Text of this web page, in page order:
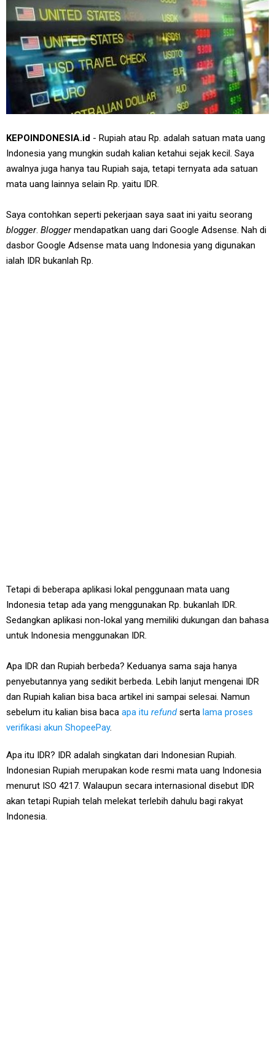
KEPOINDONESIA.id - Rupiah atau Rp. adalah satuan mata uang
Indonesia yang mungkin sudah kalian ketahui sejak kecil. Saya
awalnya juga hanya tau Rupiah saja, tetapi ternyata ada satuan
mata uang lainnya selain Rp. yaitu IDR.
Saya contohkan seperti pekerjaan saya saat ini yaitu seorang
blogger. Bloggermendapatkan uang dari Google Adsense. Nah di
dasbor Google Adsense mata uang Indonesia yang digunakan
ialah IDR bukanlah Rp.
Tetapi di beberapa aplikasi lokal penggunaan mata uang
Indonesia tetap ada yang menggunakan Rp. bukanlah IDR.
Sedangkan aplikasi non-lokal yang memiliki dukungan dan bahasa
untuk Indonesia menggunakan IDR.
Apa IDR dan Rupiah berbeda? Keduanya sama saja hanya
penyebutannya yang sedikit berbeda. Lebih lanjut mengenai IDR
dan Rupiah kalian bisa baca artikel ini sampai selesai. Namun
sebelum itu kalian bisa baca apa itu refundserta lama proses
verifikasi akun ShopeePay.
Apa itu IDR? IDR adalah singkatan dari Indonesian Rupiah.
Indonesian Rupiah merupakan kode resmi mata uang Indonesia
menurut ISO 4217. Walaupun secara internasional disebut IDR
akan tetapi Rupiah telah melekat terlebih dahulu bagi rakyat
Indonesia.